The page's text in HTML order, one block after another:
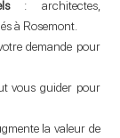
: architectes,
à Rosemont.
demande pour
vous guider pour
la valeur de